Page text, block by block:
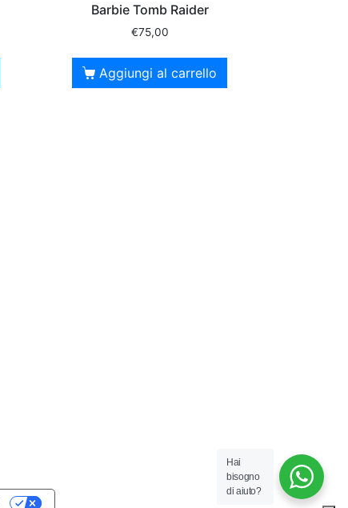
Barbie Tomb Raider
€75,00
Aggiungi al carrello
Hai
bisogno
di aiuto?